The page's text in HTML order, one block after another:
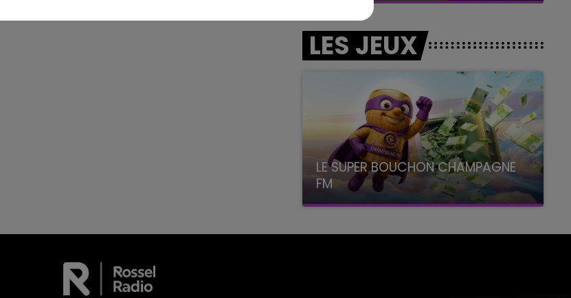
LES JEUX
LE SUPER BOUCHON CHAMPAGNE
FM
avec La Famille Champagne FM, à 8H10